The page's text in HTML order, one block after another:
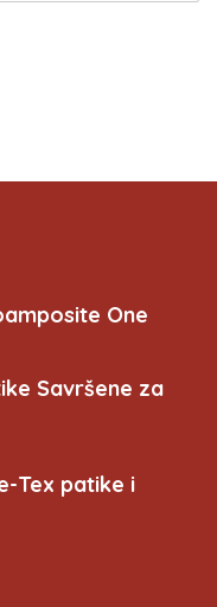
One
Savršene za
Tex patike i